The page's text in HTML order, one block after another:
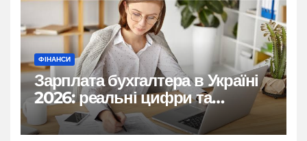
ФІНАНСИ
Зарплата бухгалтера в Україні
2026: реальні цифри та
нюанси